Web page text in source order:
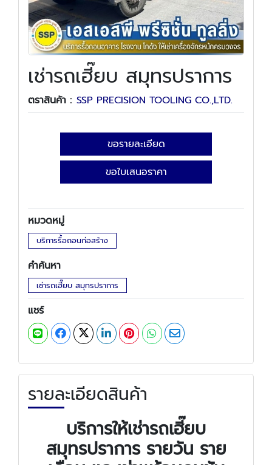
เช่ารถเฮี๊ยบ สมุทรปราการ
ตราสินค้า : SSP PRECISION TOOLING CO.,LTD.
ขอรายละเอียด
ขอใบเสนอราคา
หมวดหมู่
บริการรื้อถอนก่อสร้าง
คำค้นหา
เช่ารถเฮี๊ยบ สมุทรปราการ
แชร์
รายละเอียดสินค้า
บริการให้เช่ารถเฮี๊ยบ
สมุทรปราการ รายวัน ราย